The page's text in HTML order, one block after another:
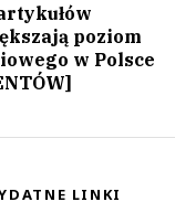
poziom
w Polsce
LINKI